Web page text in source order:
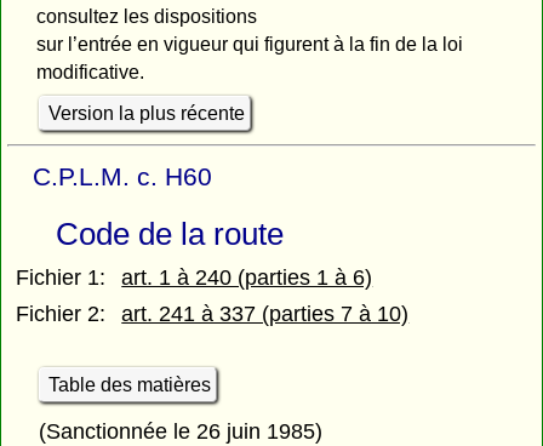
consultez les dispositions
sur l’entrée en vigueur qui figurent à la fin de la loi
modificative.
Version la plus récente
C.P.L.M. c. H60
Code de la route
Fichier 1:
art. 1 à 240 (parties 1 à 6)
Fichier 2:
art. 241 à 337 (parties 7 à 10)
Table des matières
(Sanctionnée le 26 juin 1985)